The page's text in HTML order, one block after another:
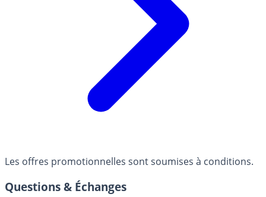
Les offres promotionnelles sont soumises à conditions.
Questions & Échanges